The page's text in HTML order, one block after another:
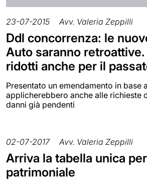
23-07-2015 Avv. Valeria Zeppilli
Ddl concorrenza: le
Auto saranno
ridotti anche per il
Presentato un emendamento in base
applicherebbero anche alle richieste
danni già pendenti
02-07-2017 Avv. Valeria Zeppilli
Arriva la tabella unica
patrimoniale